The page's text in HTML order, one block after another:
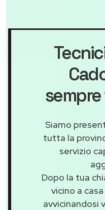
Siamo
tutta la
servizio
Dopo la tua
vicino a
avvicinandosi